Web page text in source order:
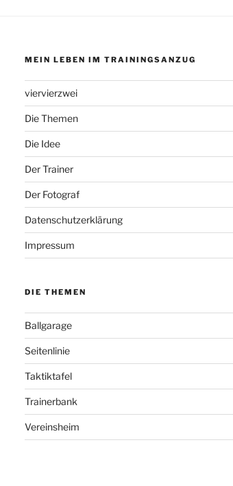
MEIN LEBEN IM TRAININGSANZUG
viervierzwei
Die Themen
Die Idee
Der Trainer
Der Fotograf
Datenschutzerklärung
Impressum
DIE THEMEN
Ballgarage
Seitenlinie
Taktiktafel
Trainerbank
Vereinsheim